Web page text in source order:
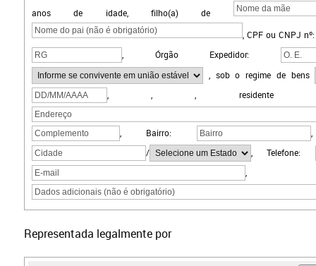
anos de idade, filho(a) de
CPF ou CNPJ
Órgão Expedidor:
sob o regime de bens
, residente e
, Bairro:
/
, Telefone:
Representada legalmente por